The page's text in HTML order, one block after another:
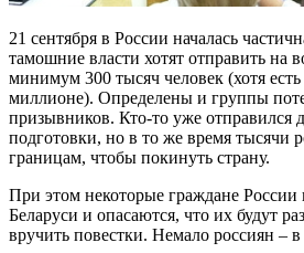
21 сентября в России началась
тамошние власти хотят отправить на
минимум 300 тысяч человек (хотя
миллионе). Определены и группы
призывников. Кто-то уже отправился
подготовки, но в то же время тысячи
границам, чтобы покинуть страну.
При этом некоторые граждане России
Беларуси и опасаются, что их будут
вручить повестки. Немало россиян – в